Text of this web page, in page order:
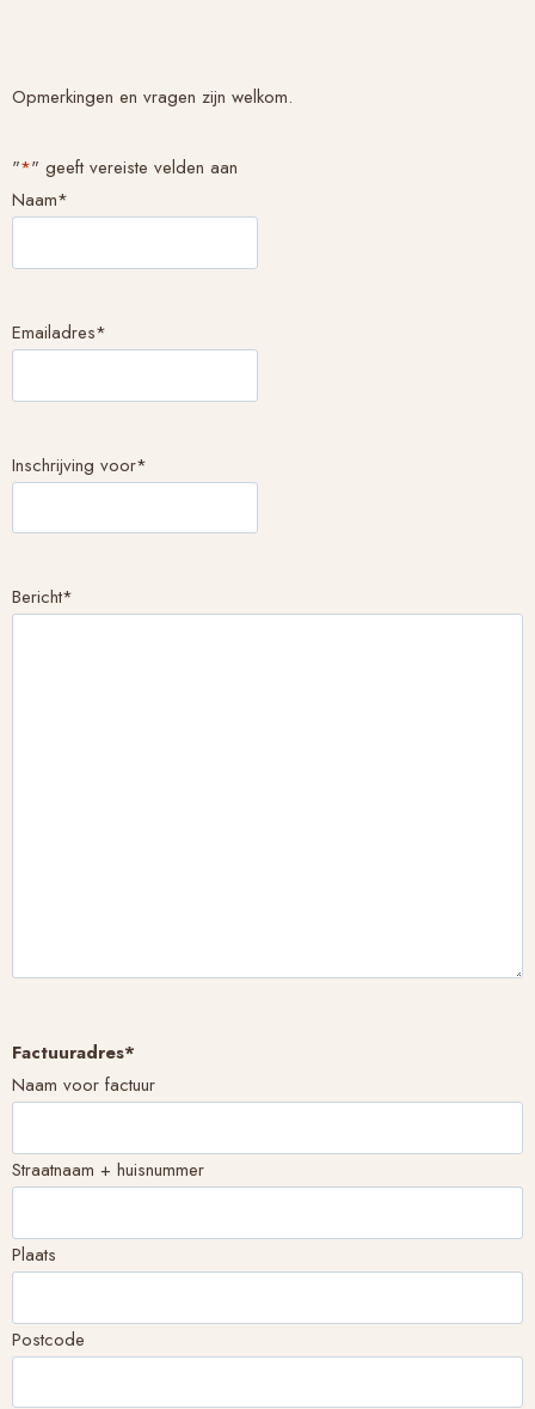
Opmerkingen en vragen zijn welkom.
"*" geeft vereiste velden aan
Naam*
Emailadres*
Inschrijving voor*
Bericht*
Factuuradres*
Naam voor factuur
Straatnaam + huisnummer
Plaats
Postcode